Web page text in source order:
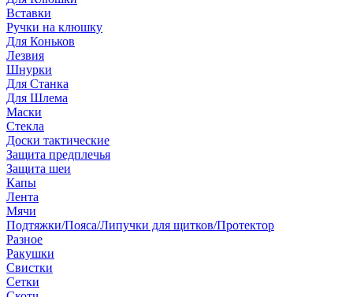
Вставки
Ручки на клюшку
Для Коньков
Лезвия
Шнурки
Для Станка
Для Шлема
Маски
Стекла
Доски тактические
Защита предплечья
Защита шеи
Капы
Лента
Мячи
Подтяжки/Пояса/Липучки для щитков/Протектор
Разное
Ракушки
Свистки
Сетки